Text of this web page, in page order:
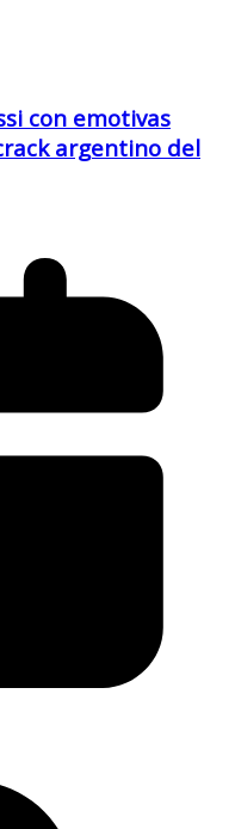
con emotivas
argentino del